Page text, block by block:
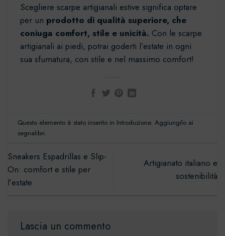
Scegliere scarpe artigianali estive significa optare
per un prodotto di qualità superiore, che
coniuga comfort, stile e unicità. Con le scarpe
artigianali ai piedi, potrai goderti l’estate in ogni
sua sfumatura, con stile e nel massimo comfort!
Questo elemento è stato inserito in Introduzione. Aggiungilo ai
segnalibri.
Sneakers Espadrillas e Slip-
On: comfort e stile per
l’estate
Artigianato italiano e
sostenibilità
Lascia un commento